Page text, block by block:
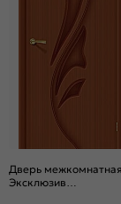
Дверь межкомнатная
Эксклюзив